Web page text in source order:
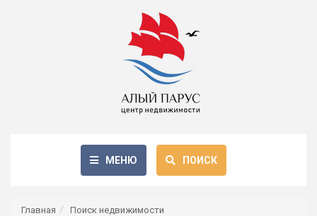
МЕНЮ ПОИСК
Главная
Поиск недвижимости